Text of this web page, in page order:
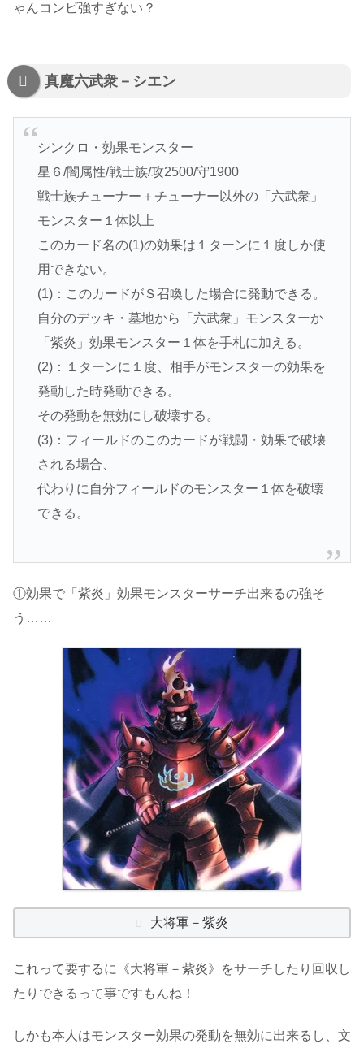
ゃんコンビ強すぎない？
真魔六武衆－シエン
シンクロ・効果モンスター
星６/闇属性/戦士族/攻2500/守1900
戦士族チューナー＋チューナー以外の「六武衆」
モンスター１体以上
このカード名の(1)の効果は１ターンに１度しか使
用できない。
(1)：このカードがＳ召喚した場合に発動できる。
自分のデッキ・墓地から「六武衆」モンスターか
「紫炎」効果モンスター１体を手札に加える。
(2)：１ターンに１度、相手がモンスターの効果を
発動した時発動できる。
その発動を無効にし破壊する。
(3)：フィールドのこのカードが戦闘・効果で破壊
される場合、
代わりに自分フィールドのモンスター１体を破壊
できる。
①効果で「紫炎」効果モンスターサーチ出来るの強そ
う……
大将軍－紫炎
これって要するに《大将軍－紫炎》をサーチしたり回収し
たりできるって事ですもんね！
しかも本人はモンスター効果の発動を無効に出来るし、文